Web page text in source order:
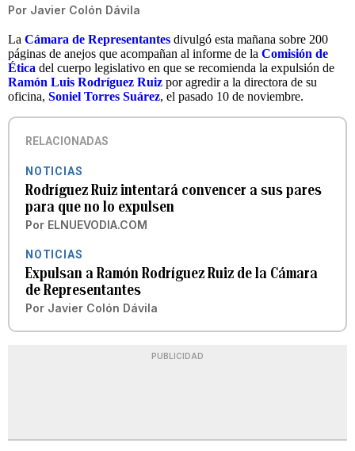
Por Javier Colón Dávila
La Cámara de Representantes divulgó esta mañana sobre 200
páginas de anejos que acompañan al informe de la Comisión de
Ética del cuerpo legislativo en que se recomienda la expulsión de
Ramón Luis Rodríguez Ruiz por agredir a la directora de su
oficina, Soniel Torres Suárez, el pasado 10 de noviembre.
RELACIONADAS
NOTICIAS
Rodríguez Ruiz intentará convencer a sus pares
para que no lo expulsen
Por ELNUEVODIA.COM
NOTICIAS
Expulsan a Ramón Rodríguez Ruiz de la Cámara
de Representantes
Por Javier Colón Dávila
PUBLICIDAD